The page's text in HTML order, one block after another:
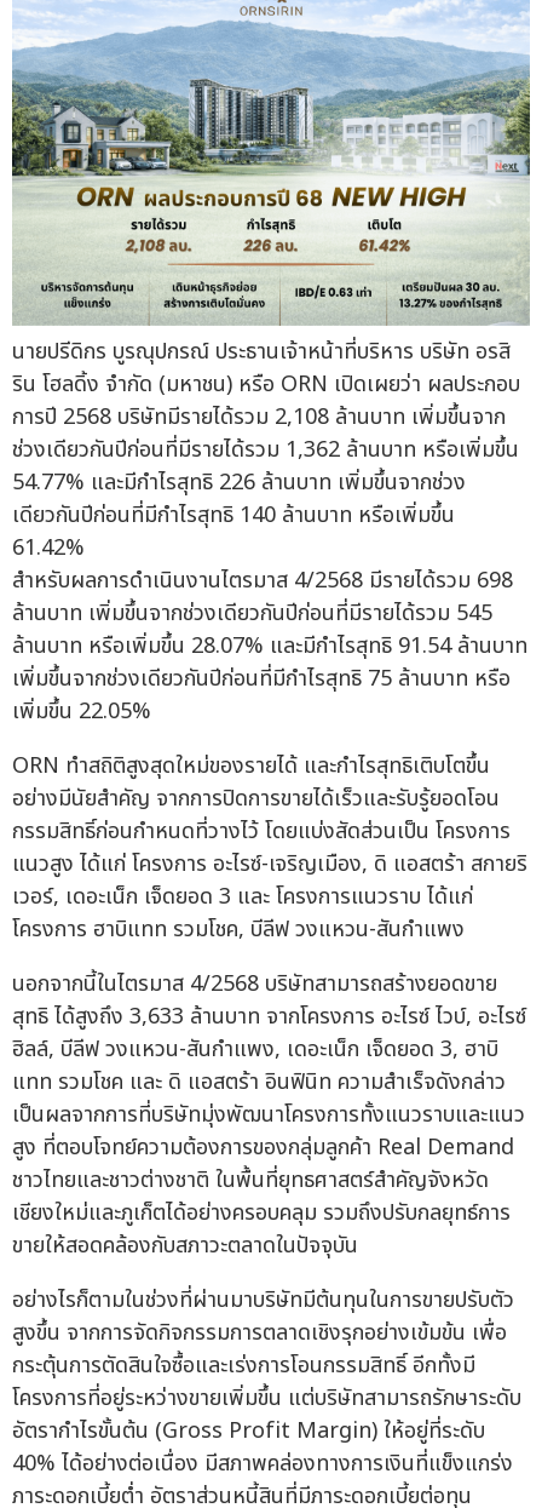
นายปรีดิกร บูรณุปกรณ์ ประธานเจ้าหน้าที่บริหาร บริษัท อรสิ
ริน โฮลดิ้ง จำกัด (มหาชน) หรือ ORN เปิดเผยว่า ผลประกอบ
การปี 2568 บริษัทมีรายได้รวม 2,108 ล้านบาท เพิ่มขึ้นจาก
ช่วงเดียวกันปีก่อนที่มีรายได้รวม 1,362 ล้านบาท หรือเพิ่มขึ้น
54.77% และมีกำไรสุทธิ 226 ล้านบาท เพิ่มขึ้นจากช่วง
เดียวกันปีก่อนที่มีกำไรสุทธิ 140 ล้านบาท หรือเพิ่มขึ้น
61.42%
สำหรับผลการดำเนินงานไตรมาส 4/2568 มีรายได้รวม 698
ล้านบาท เพิ่มขึ้นจากช่วงเดียวกันปีก่อนที่มีรายได้รวม 545
ล้านบาท หรือเพิ่มขึ้น 28.07% และมีกำไรสุทธิ 91.54 ล้านบาท
เพิ่มขึ้นจากช่วงเดียวกันปีก่อนที่มีกำไรสุทธิ 75 ล้านบาท หรือ
เพิ่มขึ้น 22.05%
ORN ทำสถิติสูงสุดใหม่ของรายได้ และกำไรสุทธิเติบโตขึ้น
อย่างมีนัยสำคัญ จากการปิดการขายได้เร็วและรับรู้ยอดโอน
กรรมสิทธิ์ก่อนกำหนดที่วางไว้ โดยแบ่งสัดส่วนเป็น โครงการ
แนวสูง ได้แก่ โครงการ อะไรซ์-เจริญเมือง, ดิ แอสตร้า สกายริ
เวอร์, เดอะเน็ก เจ็ดยอด 3 และ โครงการแนวราบ ได้แก่
โครงการ ฮาบิแทท รวมโชค, บีลีฟ วงแหวน-สันกำแพง
นอกจากนี้ในไตรมาส 4/2568 บริษัทสามารถสร้างยอดขาย
สุทธิ ได้สูงถึง 3,633 ล้านบาท จากโครงการ อะไรซ์ ไวบ์, อะไรซ์
ฮิลล์, บีลีฟ วงแหวน-สันกำแพง, เดอะเน็ก เจ็ดยอด 3, ฮาบิ
แทท รวมโชค และ ดิ แอสตร้า อินฟินิท ความสำเร็จดังกล่าว
เป็นผลจากการที่บริษัทมุ่งพัฒนาโครงการทั้งแนวราบและแนว
สูง ที่ตอบโจทย์ความต้องการของกลุ่มลูกค้า Real Demand
ชาวไทยและชาวต่างชาติ ในพื้นที่ยุทธศาสตร์สำคัญจังหวัด
เชียงใหม่และภูเก็ตได้อย่างครอบคลุม รวมถึงปรับกลยุทธ์การ
ขายให้สอดคล้องกับสภาวะตลาดในปัจจุบัน
อย่างไรก็ตามในช่วงที่ผ่านมาบริษัทมีต้นทุนในการขายปรับตัว
สูงขึ้น จากการจัดกิจกรรมการตลาดเชิงรุกอย่างเข้มข้น เพื่อ
กระตุ้นการตัดสินใจซื้อและเร่งการโอนกรรมสิทธิ์ อีกทั้งมี
โครงการที่อยู่ระหว่างขายเพิ่มขึ้น แต่บริษัทสามารถรักษาระดับ
อัตรากำไรขั้นต้น (Gross Profit Margin) ให้อยู่ที่ระดับ
40% ได้อย่างต่อเนื่อง มีสภาพคล่องทางการเงินที่แข็งแกร่ง
ภาระดอกเบี้ยต่ำ อัตราส่วนหนี้สินที่มีภาระดอกเบี้ยต่อทุน